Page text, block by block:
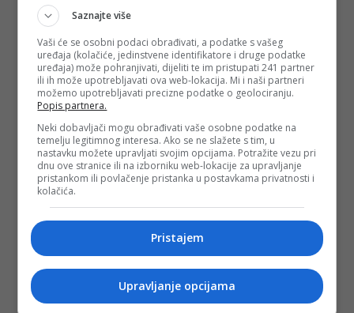
Saznajte više
Vaši će se osobni podaci obrađivati, a podatke s vašeg
uređaja (kolačiće, jedinstvene identifikatore i druge podatke
uređaja) može pohranjivati, dijeliti te im pristupati 241 partner
ili ih može upotrebljavati ova web-lokacija. Mi i naši partneri
možemo upotrebljavati precizne podatke o geolociranju.
Popis partnera.
Neki dobavljači mogu obrađivati vaše osobne podatke na
temelju legitimnog interesa. Ako se ne slažete s tim, u
nastavku možete upravljati svojim opcijama. Potražite vezu pri
dnu ove stranice ili na izborniku web-lokacije za upravljanje
pristankom ili povlačenje pristanka u postavkama privatnosti i
kolačića.
Pristajem
Upravljanje opcijama